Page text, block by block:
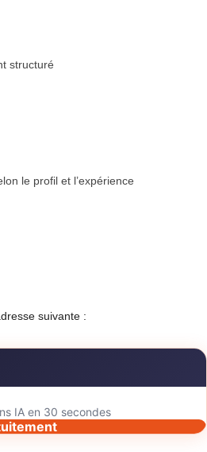
structuré
le profil et l’expérience
suivante :
IA en 30 secondes